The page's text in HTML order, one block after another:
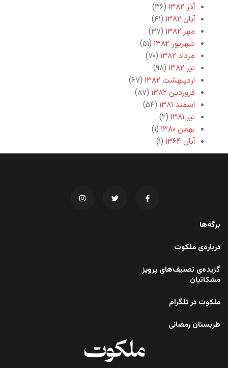
آذر ۱۳۸۲
(۳۶)
آبان ۱۳۸۲
(۴۱)
مهر ۱۳۸۲
(۳۷)
شهریور ۱۳۸۲
(۵۱)
مرداد ۱۳۸۲
(۷۰)
تیر ۱۳۸۲
(۹۸)
اردیبهشت ۱۳۸۲
(۶۷)
فروردین ۱۳۸۲
(۸۷)
اسفند ۱۳۸۱
(۵۴)
تیر ۱۳۸۱
(۲)
بهمن ۱۳۸۰
(۱)
آبان ۱۳۶۴
(۱)
برگه‌ها
درباره‌ی ملکوت
گزیده‌ی تصنیف‌های پرویز
مشکاتیان
ملکوت در تلگرام
طربستان رمضانی